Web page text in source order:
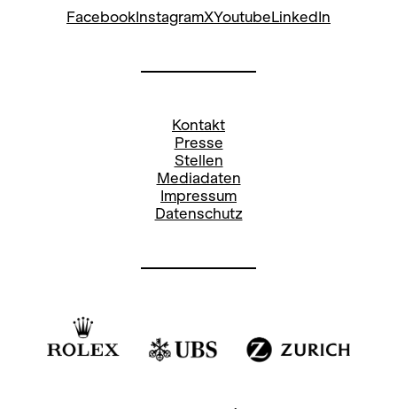
FacebookInstagramXYoutubeLinkedIn
Kontakt
Presse
Stellen
Mediadaten
Impressum
Datenschutz